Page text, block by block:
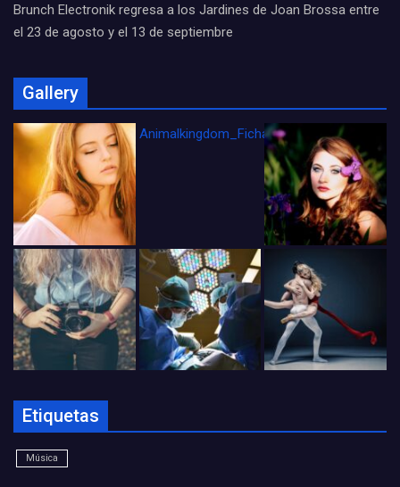
Brunch Electronik regresa a los Jardines de Joan Brossa entre
el 23 de agosto y el 13 de septiembre
Gallery
Animalkingdom_FichaCine
Etiquetas
Música